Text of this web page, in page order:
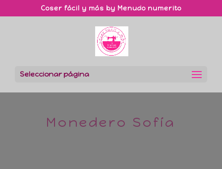
Coser fácil y más by Menudo numerito
Seleccionar página
Monedero Sofía